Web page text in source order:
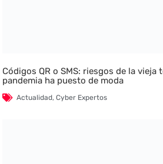
Códigos QR o SMS: riesgos de la vieja
pandemia ha puesto de moda
Actualidad,Cyber Expertos